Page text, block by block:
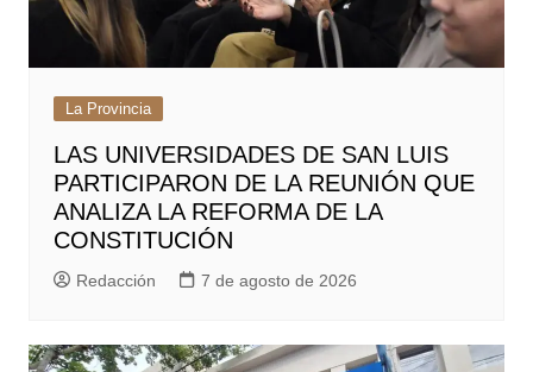
La Provincia
LAS UNIVERSIDADES DE SAN LUIS
PARTICIPARON DE LA REUNIÓN QUE
ANALIZA LA REFORMA DE LA
CONSTITUCIÓN
Redacción 7 de agosto de 2026